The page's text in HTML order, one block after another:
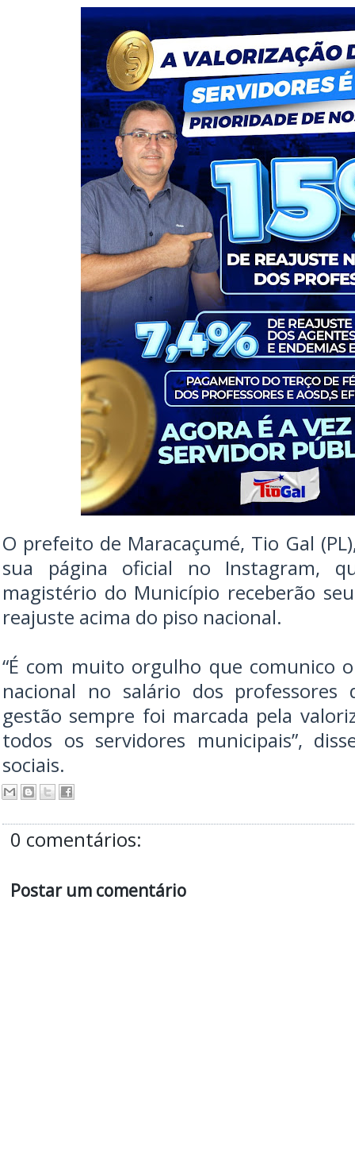
O prefeito de Maracaçumé, Tio Gal
sua página oficial no Instagram,
magistério do Município receberão
reajuste acima do piso nacional.
“É com muito orgulho que comunico
nacional no salário dos professores
gestão sempre foi marcada pela
todos os servidores municipais”,
sociais.
0 comentários:
Postar um comentário